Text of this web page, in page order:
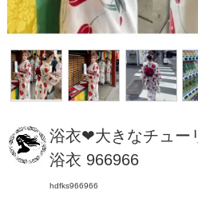
浴衣❤大きなチュー
浴衣 966966
hdfks966966